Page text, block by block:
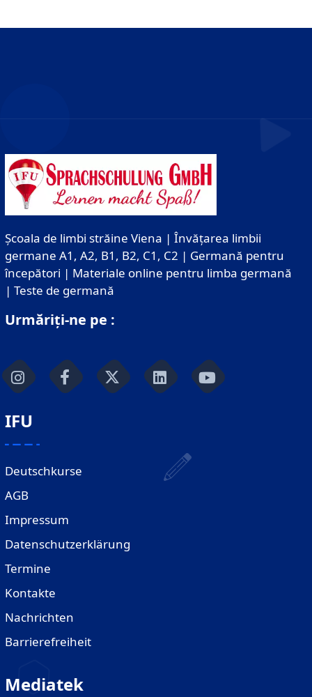
Școala de limbi străine Viena | Învățarea limbii
germane A1, A2, B1, B2, C1, C2 | Germană pentru
începători | Materiale online pentru limba germană
| Teste de germană
Urmăriți-ne pe :
IFU
Deutschkurse
AGB
Impressum
Datenschutzerklärung
Termine
Kontakte
Nachrichten
Barrierefreiheit
Mediatek